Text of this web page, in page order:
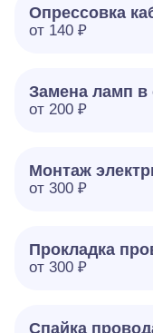
Опрессовка
от 140 ₽
Замена ламп в
от 200 ₽
Монтаж
от 300 ₽
Прокладка
от 300 ₽
Спайка